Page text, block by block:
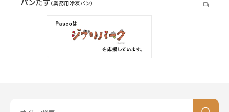
（業務用冷凍パン）